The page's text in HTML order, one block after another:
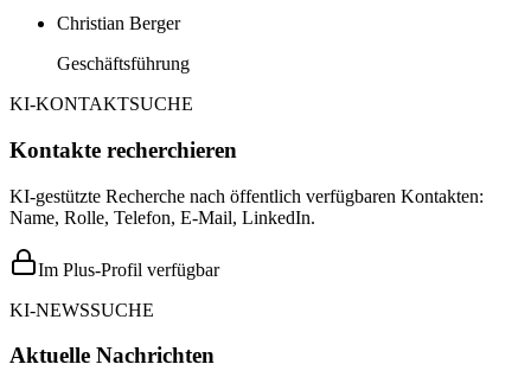
Christian Berger
Geschäftsführung
KI-KONTAKTSUCHE
Kontakte recherchieren
KI-gestützte Recherche nach öffentlich verfügbaren Kontakten:
Name, Rolle, Telefon, E-Mail, LinkedIn.
Im Plus-Profil verfügbar
KI-NEWSSUCHE
Aktuelle Nachrichten